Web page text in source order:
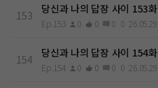
153 당신과 나의 답장 사이 153화
Ep.153 0 0 0 0 26.05.29
154 당신과 나의 답장 사이 154화
Ep.154 0 0 0 0 26.05.29